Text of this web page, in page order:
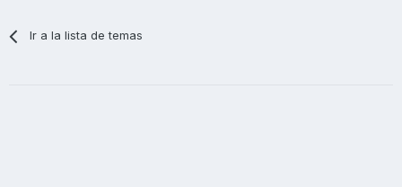
Ir a la lista de temas